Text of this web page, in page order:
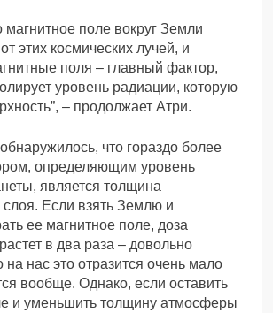
магнитное поле вокруг Земли
этих космических лучей, и
поля – главный фактор,
уровень радиации, которую
– продолжает Атри.
что гораздо более
определяющим уровень
является толщина
Если взять Землю и
ее магнитное поле, доза
в два раза – довольно
на нас это отразится очень мало
вообще. Однако, если оставить
и уменьшить толщину атмосферы